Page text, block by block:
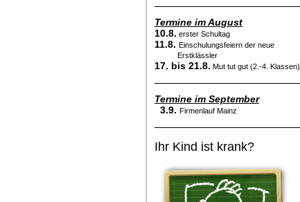
Termine im August
10.8. erster Schultag
11.8. Einschulungsfeiern der neue
Erstklässler
17. bis 21.8. Mut tut gut (2.-4. Klassen)
Termine im September
3.9. Firmenlauf Mainz
Ihr Kind ist krank?